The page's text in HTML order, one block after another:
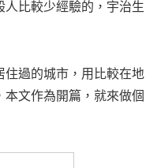
比較少經驗的，宇治生
住過的城市，用比較在地
文作為開篇，就來做個